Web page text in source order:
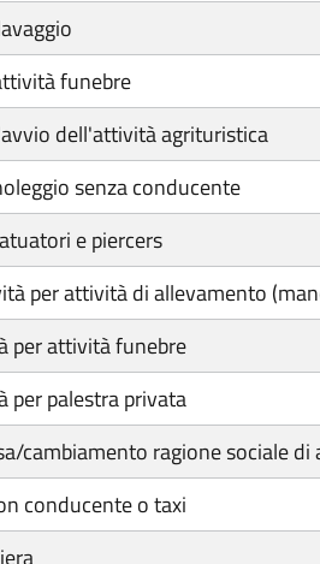
funebre
dell'attività agrituristica
senza conducente
e piercers
per attività di allevamento
per attività funebre
palestra privata
cambiamento ragione sociale
conducente o taxi